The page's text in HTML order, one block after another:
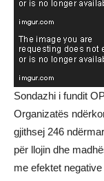
Sondazhi i fundit
Organizatës
gjithsej 246
për llojin dhe
me efektet